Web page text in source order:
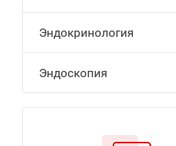
Эндокринология
Эндоскопия